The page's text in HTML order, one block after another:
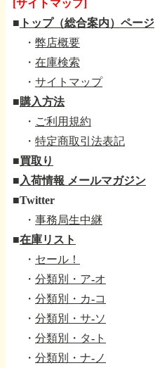
[サイトマップ]
■ トップ（総合案内）ページ
・ 弊店概要
・ 在庫検索
・ サイトマップ
■購入方法
・ ご利用規約
・ 特定商取引法表記
■買取り
■ 入荷情報 メールマガジン
■Twitter
・ 事務局生中継
■在庫リスト
・ セール！
・ 分類別・ア-オ
・ 分類別・カ-コ
・ 分類別・サ-ソ
・ 分類別・タ-ト
・ 分類別・ナ-ノ